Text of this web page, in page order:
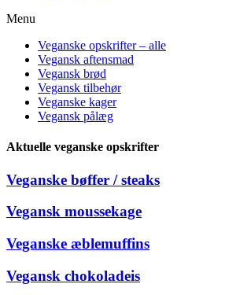
Menu
Veganske opskrifter – alle
Vegansk aftensmad
Vegansk brød
Vegansk tilbehør
Veganske kager
Vegansk pålæg
Aktuelle veganske opskrifter
Veganske bøffer / steaks
Vegansk moussekage
Veganske æblemuffins
Vegansk chokoladeis